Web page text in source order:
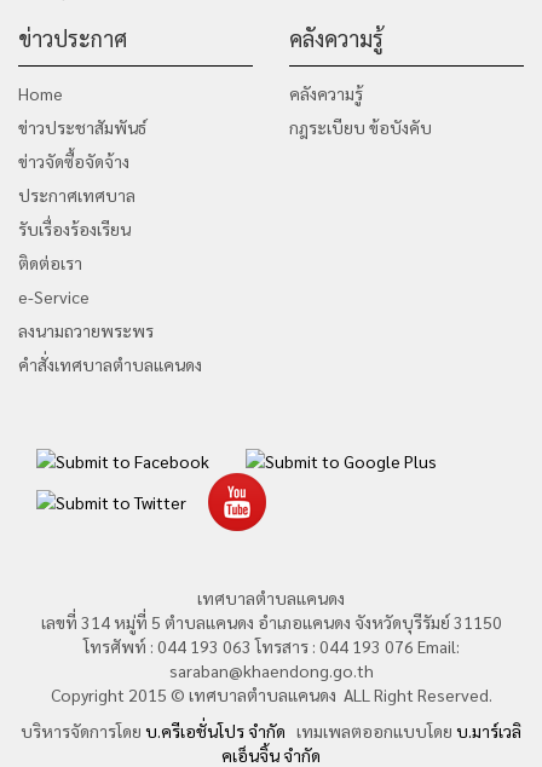
ข่าวประกาศ
Home
ข่าวประชาสัมพันธ์
ข่าวจัดซื้อจัดจ้าง
ประกาศเทศบาล
รับเรื่องร้องเรียน
ติดต่อเรา
e-Service
ลงนามถวายพระพร
คำสั่งเทศบาลตำบลแคนดง
คลังความรู้
คลังความรู้
กฎระเบียบ ข้อบังคับ
เทศบาลตำบลแคนดง
เลขที่ 314 หมู่ที่ 5 ตำบลแคนดง อำเภอแคนดง จังหวัดบุรีรัมย์ 31150
โทรศัพท์ : 044 193 063 โทรสาร : 044 193 076 Email:
saraban@khaendong.go.th
Copyright 2015 © เทศบาลตำบลแคนดง ALL Right Reserved.
บริหารจัดการโดย บ.ครีเอชั่นโปร จำกัด เทมเพลตออกแบบโดย บ.มาร์เวลิ
คเอ็นจิ้น จำกัด